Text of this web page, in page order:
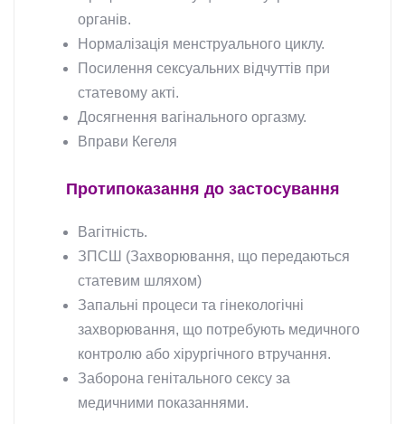
органів.
Нормалізація менструального циклу.
Посилення сексуальних відчуттів при
статевому акті.
Досягнення вагінального оргазму.
Вправи Кегеля
Протипоказання до застосування
Вагітність.
ЗПСШ (Захворювання, що передаються
статевим шляхом)
Запальні процеси та гінекологічні
захворювання, що потребують медичного
контролю або хірургічного втручання.
Заборона генітального сексу за
медичними показаннями.